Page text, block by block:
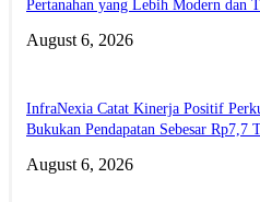
Pertanahan yang Lebih Modern dan
August 6, 2026
InfraNexia Catat Kinerja Positif
Bukukan Pendapatan Sebesar Rp7,7
August 6, 2026